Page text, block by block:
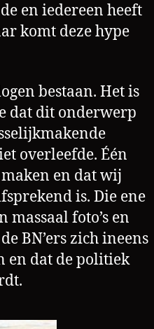
en iedereen heeft
komt deze hype
bestaan. Het is
dat dit onderwerp
overleefde. Één
en dat wij
is. Die ene
foto’s en
BN’ers zich ineens
en dat de politiek